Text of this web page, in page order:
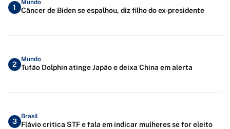
1
Mundo
Câncer de Biden se espalhou, diz filho do ex-presidente
2
Mundo
Tufão Dolphin atinge Japão e deixa China em alerta
3
Brasil
Flávio critica STF e fala em indicar mulheres se for eleito